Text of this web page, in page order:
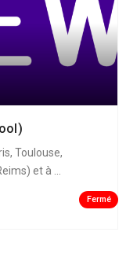
Toulouse,
et à ...
Fermé